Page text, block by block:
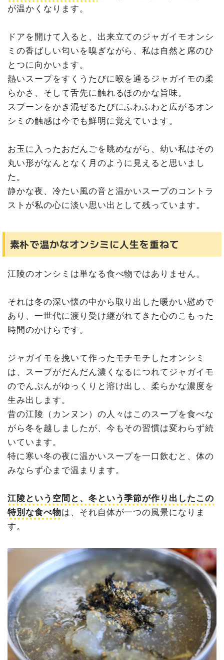
が温かくなります。
ドアを開けて入ると、出来立てのジャガイモオンシ
ミの香ばしい匂いを嗅ぎながら、私は自然と席のひ
とつに向かいます。
熱いスープをすくうたびに喉を通るジャガイモの柔
らかさ、そして舌先に触れるほのかな旨味。
スプーンをかき混ぜるたびにふわふわと広がるオン
シミの触感は今でも鮮明に覚えています。
お玉に入ったおだんごを眺めながら、幼い私はその
丸い形がなんとなく月のように見えると思いまし
た。
静かな夜、冷たい風の音と温かいスープのコントラ
ストが私の心に淡い思い出として残っています。
素朴で温かなオンシミに人生を重ねて
江陵のオンシミは単なる食べ物ではありません。
それは冬の深い懐の中から取り出した暖かい慰めで
あり、一世代に渡り受け継がれてきた心のこもった
時間のかけらです。
ジャガイモを挽いて作ったモチモチしたオンシミ
は、スープがだんだん濃くなるにつれてジャガイモ
のでんぷんがゆっくりと溶け出し、柔らかな濃度を
生み出します。
昔の江陵（カンヌン）の人々はこのスープを食べな
がら冬を越しましたが、今もその習慣は変わらず続
いています。
特に寒い冬の夜に温かいスープを一口飲むと、体の
みならず心まで温まります。
江陵という空間と、冬という季節が作り出したこの
特別な食べ物は、それ自体が一つの風景になりま
す。